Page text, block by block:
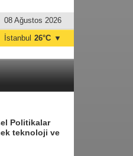
08 Ağustos 2026
İstanbul 26°C ▼
Politikalar
teknoloji ve